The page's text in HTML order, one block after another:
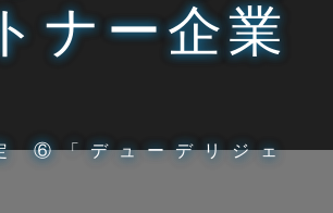
ナー企業
⑥「デューデリジェ